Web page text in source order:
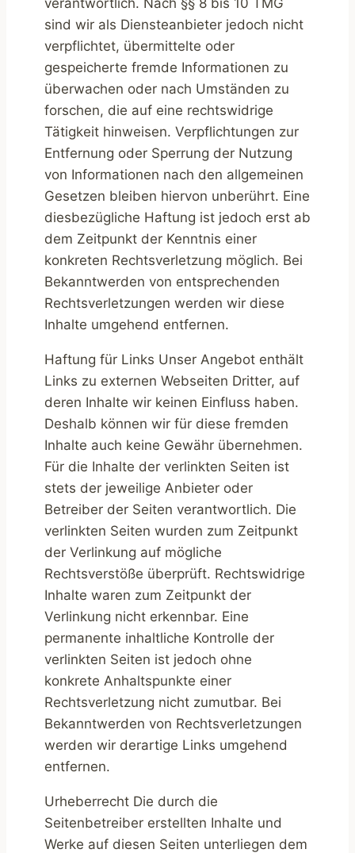
sind wir als Diensteanbieter jedoch nicht
verpflichtet, übermittelte oder
gespeicherte fremde Informationen zu
überwachen oder nach Umständen zu
forschen, die auf eine rechtswidrige
Tätigkeit hinweisen. Verpflichtungen zur
Entfernung oder Sperrung der Nutzung
von Informationen nach den allgemeinen
Gesetzen bleiben hiervon unberührt. Eine
diesbezügliche Haftung ist jedoch erst ab
dem Zeitpunkt der Kenntnis einer
konkreten Rechtsverletzung möglich. Bei
Bekanntwerden von entsprechenden
Rechtsverletzungen werden wir diese
Inhalte umgehend entfernen.
Haftung für Links Unser Angebot enthält
Links zu externen Webseiten Dritter, auf
deren Inhalte wir keinen Einfluss haben.
Deshalb können wir für diese fremden
Inhalte auch keine Gewähr übernehmen.
Für die Inhalte der verlinkten Seiten ist
stets der jeweilige Anbieter oder
Betreiber der Seiten verantwortlich. Die
verlinkten Seiten wurden zum Zeitpunkt
der Verlinkung auf mögliche
Rechtsverstöße überprüft. Rechtswidrige
Inhalte waren zum Zeitpunkt der
Verlinkung nicht erkennbar. Eine
permanente inhaltliche Kontrolle der
verlinkten Seiten ist jedoch ohne
konkrete Anhaltspunkte einer
Rechtsverletzung nicht zumutbar. Bei
Bekanntwerden von Rechtsverletzungen
werden wir derartige Links umgehend
entfernen.
Urheberrecht Die durch die
Seitenbetreiber erstellten Inhalte und
Werke auf diesen Seiten unterliegen dem